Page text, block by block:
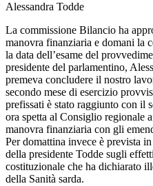
Alessandra Todde
La commissione Bilancio ha
manovra finanziaria e domani la
la data dell’esame del
presidente del parlamentino,
premeva concludere il nostro
secondo mese di esercizio
prefissati è stato raggiunto con il
ora spetta al Consiglio regionale
manovra finanziaria con gli
Per domattina invece è prevista
della presidente Todde sugli
costituzionale che ha dichiarato
della Sanità sarda.